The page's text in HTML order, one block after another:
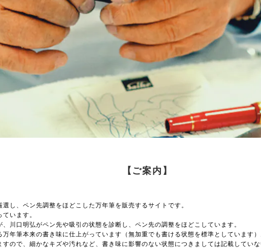
【ご案内】
し、ペン先調整をほどこした万年筆を販売するサイトです。
います。
川口明弘がペン先や吸引の状態を診断し、ペン先の調整をほどこしています。
年筆本来の書き味に仕上がっています（無加重でも書ける状態を標準としています）
ので、細かなキズや汚れなど、書き味に影響のない状態につきましては記載していな